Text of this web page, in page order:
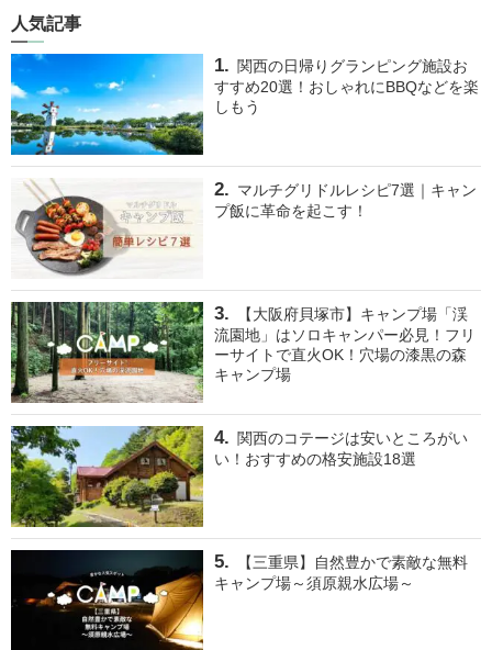
人気記事
関西の日帰りグランピング施設お
すすめ20選！おしゃれにBBQなどを楽
しもう
マルチグリドルレシピ7選｜キャン
プ飯に革命を起こす！
【大阪府貝塚市】キャンプ場「渓
流園地」はソロキャンパー必見！フリ
ーサイトで直火OK！穴場の漆黒の森
キャンプ場
関西のコテージは安いところがい
い！おすすめの格安施設18選
【三重県】自然豊かで素敵な無料
キャンプ場～須原親水広場～